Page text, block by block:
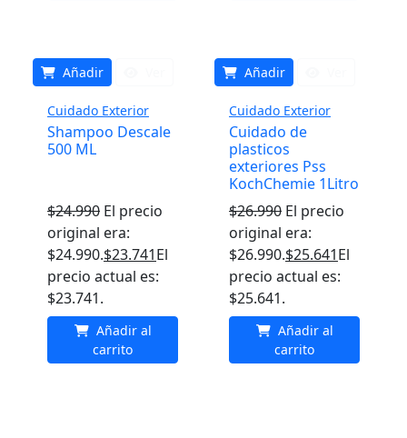
Añadir
Cuidado Exterior
Shampoo Descale
500 ML
$24.990 El precio
original era:
$24.990.$23.741El
precio actual es:
$23.741.
Añadir al
carrito
Añadir
Cuidado Exterior
Cuidado de
plasticos
exteriores Pss
KochChemie 1Litro
$26.990 El precio
original era:
$26.990.$25.641El
precio actual es:
$25.641.
Añadir al
carrito